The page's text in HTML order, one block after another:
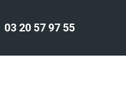
03 20 57 97 55